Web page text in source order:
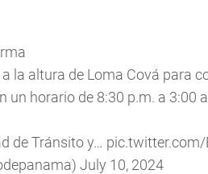
la altura de Loma Cová para
un horario de 8:30 p.m. a 3:00
de Tránsito y… pic.twitter.com/
July 10, 2024